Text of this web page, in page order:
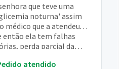
que teve uma
noturna' assim
médico que a atendeu. . .
então ela tem falhas
perda parcial da
os remédios ...
atendido